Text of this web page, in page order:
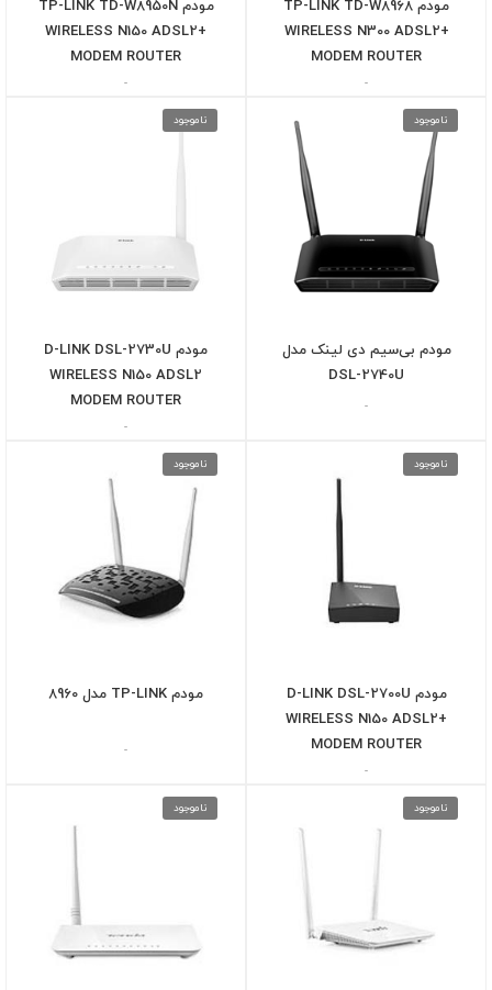
مودم TP-LINK TD-W8968
WIRELESS N300 ADSL2+
MODEM ROUTER
-
مودم TP-LINK TD-W8950N
WIRELESS N150 ADSL2+
MODEM ROUTER
-
ناموجود
مودم بی‌سیم دی لینک مدل
DSL-2740U
-
ناموجود
مودم D-LINK DSL-2730U
WIRELESS N150 ADSL2
MODEM ROUTER
-
ناموجود
مودم D-LINK DSL-2700U
WIRELESS N150 ADSL2+
MODEM ROUTER
-
ناموجود
مودم TP-LINK مدل 8960
-
ناموجود ناموجود